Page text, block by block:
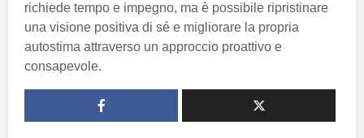
richiede tempo e impegno, ma è possibile ripristinare
una visione positiva di sé e migliorare la propria
autostima attraverso un approccio proattivo e
consapevole.